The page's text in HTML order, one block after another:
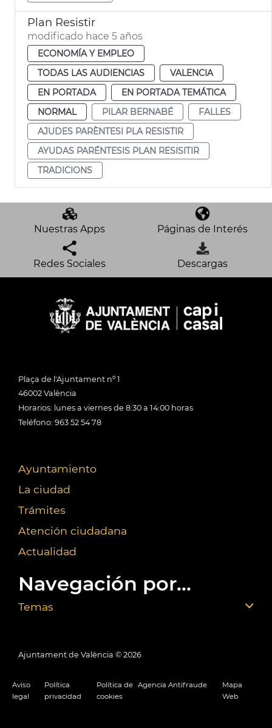
Plan Resistir
modificado hace 5 años
ECONOMÍA Y EMPLEO
TODAS LAS AUDIENCIAS
VALENCIA
EN PORTADA
EN PORTADA TEMÁTICA
NORMAL
PILAR BERNABÉ
FALLES
AJUDES PARÈNTESI PLA RESISTIR
AYUDAS PARÉNTESIS PLAN RESISITIR
TRADICIONS
Nuestras Apps Páginas de Interés
Redes Sociales Descargas
Plaça de l'Ajuntament nº 1
46002 València
Horarios: lunes a viernes de 8:30 a 14:00 horas
Teléfono: 963 52 54 78
Ayuntamiento
La ciudad
Trámites
Atención ciudadana
Actualidad
Navegación por...
Temas
Ajuntament de València © 2026
Aviso
legal
Política
privacidad
Política de
cookies
Agencia Antifraude
Mapa
Web